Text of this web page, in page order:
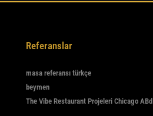
Referanslar
masa referansı türkçe
beymen
The Vibe Restaurant Projeleri Chicago ABd